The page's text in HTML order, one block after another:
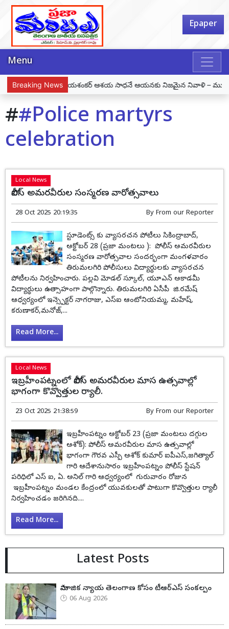
Epaper
Menu
Breaking News
ప్రొఫెసర్ కొత్తపల్లి జయశంకర్ ఆశయ సాధనే ఆయనకు నిజమైన నివాళి –
##Police martyrs
celebration
Local News
పోలీస్ అమరవీరుల సంస్మరణ వారోత్సవాలు
28 Oct 2025 20:19:35 By From our Reporter
స్టూడెంట్స్ కు వ్యాసరచన పోటీలు సికింద్రాబాద్,
అక్టోబర్ 28 (ప్రజా మంటలు ): పోలీస్ అమరవీరుల
సంస్మరణ వారోత్సవాల సందర్భంగా మంగళవారం
తిరుమలగిరి పోలీసులు విద్యార్థులకు వ్యాసరచన
పోటీలను నిర్వహించారు. పల్లవి మోడల్ స్కూల్, యూఎన్ అకాడమీ
విద్యార్థులు ఉత్సాహంగా పాల్గొన్నారు. తిరుమలగిరి ఏసీపీ జి.రమేష్‌
ఆధ్వర్యంలో ఇన్స్పెక్టర్‌ నాగరాజు, ఎస్‌ఐ ఆంటోనియమ్మ, మహేష్‌,
కరుణాకర్,మనోజ్‌,...
Read More...
Local News
ఇబ్రహీంపట్నంలో పోలీస్ అమరవీరుల మాస ఉత్సవాల్లో
భాగంగా కొవ్వొత్తుల ర్యాలీ.
23 Oct 2025 21:38:59 By From our Reporter
ఇబ్రహీంపట్నం అక్టోబర్ 23 (ప్రజా మంటలు దగ్గుల
అశోక్): పోలీస్ అమరవీరుల మాస ఉత్సవాల్లో
భాగంగా గౌరవ ఎస్పీ అశోక్ కుమార్ ఐపీఎస్,జగిత్యాల్
గారి ఆదేశానుసారం ఇబ్రహీంపట్నం పోలీస్ స్టేషన్
పరిధిలో ఎస్ ఐ, ఏ. అనిల్ గారి ఆధ్వర్యంలో గురువారం రోజున
ఇబ్రహీంపట్నం మండల కేంద్రంలో యువకులతో పాటుగా కొవ్వొత్తుల ర్యాలీ
నిర్వహించడం జరిగినది....
Read More...
Latest Posts
సామాజిక న్యాయ తెలంగాణ కోసం టీఆర్ఎస్ సంకల్పం
06 Aug 2026